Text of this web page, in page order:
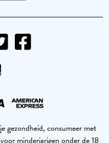
gezondheid, consumeer met
minderjarigen onder de 18